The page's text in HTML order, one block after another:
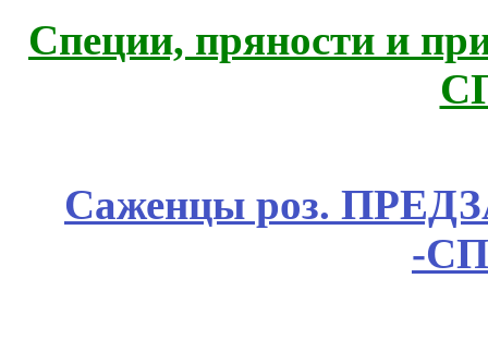
Специи, пряности и
Саженцы роз.
-